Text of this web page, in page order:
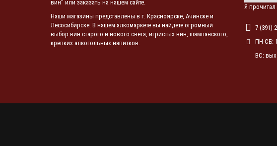
вин" или заказать на нашем сайте.
Наши магазины представлены в г. Красноярске, Ачинске и
Лесосибирске. В нашем алкомаркете вы найдете огромный
выбор вин старого и нового света, игристых вин, шампанского,
крепких алкогольных напитков.
Я прочитал
7 (391)
ПН-СБ:
ВС: